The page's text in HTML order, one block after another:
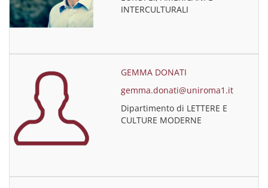
INTERCULTURALI
GEMMA DONATI
gemma.donati@uniroma1.it
Dipartimento di LETTERE E
CULTURE MODERNE